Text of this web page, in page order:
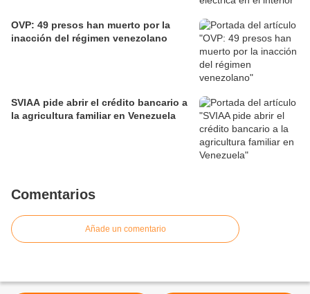
OVP: 49 presos han muerto por la
inacción del régimen venezolano
SVIAA pide abrir el crédito bancario a
la agricultura familiar en Venezuela
Comentarios
Añade un comentario